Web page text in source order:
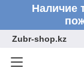
Наличие
Zubr-shop.kz